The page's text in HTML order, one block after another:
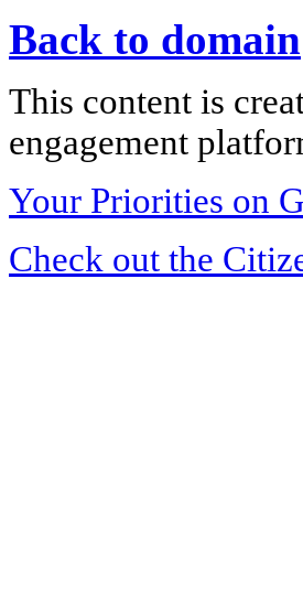
Back to domain
This content is
engagement
Your Priorities on
Check out the